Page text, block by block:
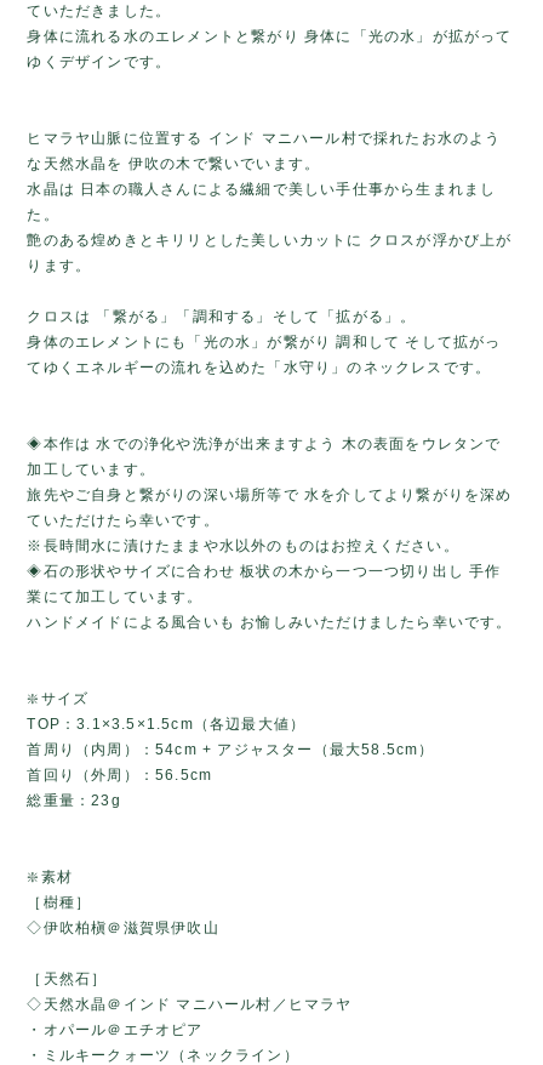
ていただきました。
身体に流れる水のエレメントと繋がり 身体に「光の水」が拡がって
ゆくデザインです。
ヒマラヤ山脈に位置する インド マニハール村で採れたお水のよう
な天然水晶を 伊吹の木で繋いでいます。
水晶は 日本の職人さんによる繊細で美しい手仕事から生まれまし
た。
艶のある煌めきとキリリとした美しいカットに クロスが浮かび上が
ります。
クロスは 「繋がる」「調和する」そして「拡がる」。
身体のエレメントにも「光の水」が繋がり 調和して そして拡がっ
てゆくエネルギーの流れを込めた「水守り」のネックレスです。
◈本作は 水での浄化や洗浄が出来ますよう 木の表面をウレタンで
加工しています。
旅先やご自身と繋がりの深い場所等で 水を介してより繋がりを深め
ていただけたら幸いです。
※長時間水に漬けたままや水以外のものはお控えください。
◈石の形状やサイズに合わせ 板状の木から一つ一つ切り出し 手作
業にて加工しています。
ハンドメイドによる風合いも お愉しみいただけましたら幸いです。
❇️サイズ
TOP：3.1×3.5×1.5cm（各辺最大値）
首周り（内周）：54cm + アジャスター（最大58.5cm）
首回り（外周）：56.5cm
総重量：23g
❇️素材
［樹種］
◇伊吹柏槇＠滋賀県伊吹山
［天然石］
◇天然水晶＠インド マニハール村／ヒマラヤ
・オパール＠エチオピア
・ミルキークォーツ（ネックライン）